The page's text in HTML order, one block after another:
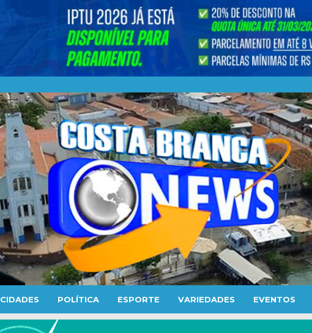
CIDADES POLÍTICA ESPORTE VARIEDADES EVENTOS